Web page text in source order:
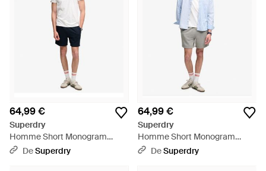
64,99 €
Superdry
Homme Short Monogram
Coupe Décontractée Taille -
DeSuperdry
64,99 €
Superdry
Homme Short Monogram
Coupe Décontractée Taille -
DeSuperdry